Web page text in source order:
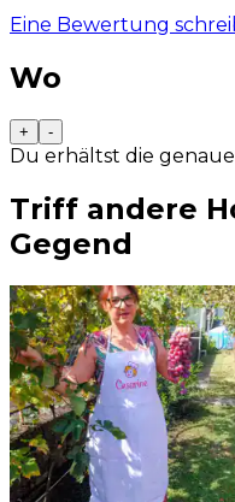
Eine Bewertung
Wo
+ -
Du erhältst die
Triff andere
Gegend